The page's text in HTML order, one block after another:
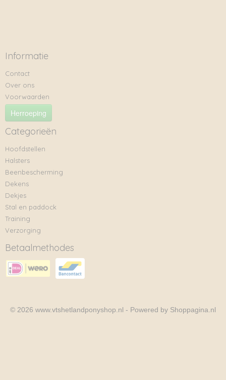
Informatie
Contact
Over ons
Voorwaarden
Herroeping
Categorieën
Hoofdstellen
Halsters
Beenbescherming
Dekens
Dekjes
Stal en paddock
Training
Verzorging
Betaalmethodes
© 2026 www.vtshetlandponyshop.nl - Powered by Shoppagina.nl